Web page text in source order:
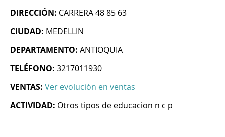
DIRECCIÓN: CARRERA 48 85 63
CIUDAD: MEDELLIN
DEPARTAMENTO: ANTIOQUIA
TELÉFONO: 3217011930
VENTAS: Ver evolución en ventas
ACTIVIDAD: Otros tipos de educacion n c p